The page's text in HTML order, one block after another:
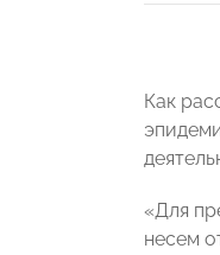
Как
«Для
несем